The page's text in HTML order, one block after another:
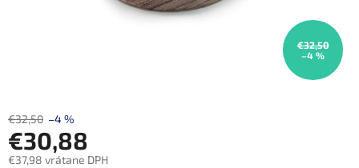
€32,50
–4 %
€32,50 –4 %
€30,88
€37,98 vrátane DPH